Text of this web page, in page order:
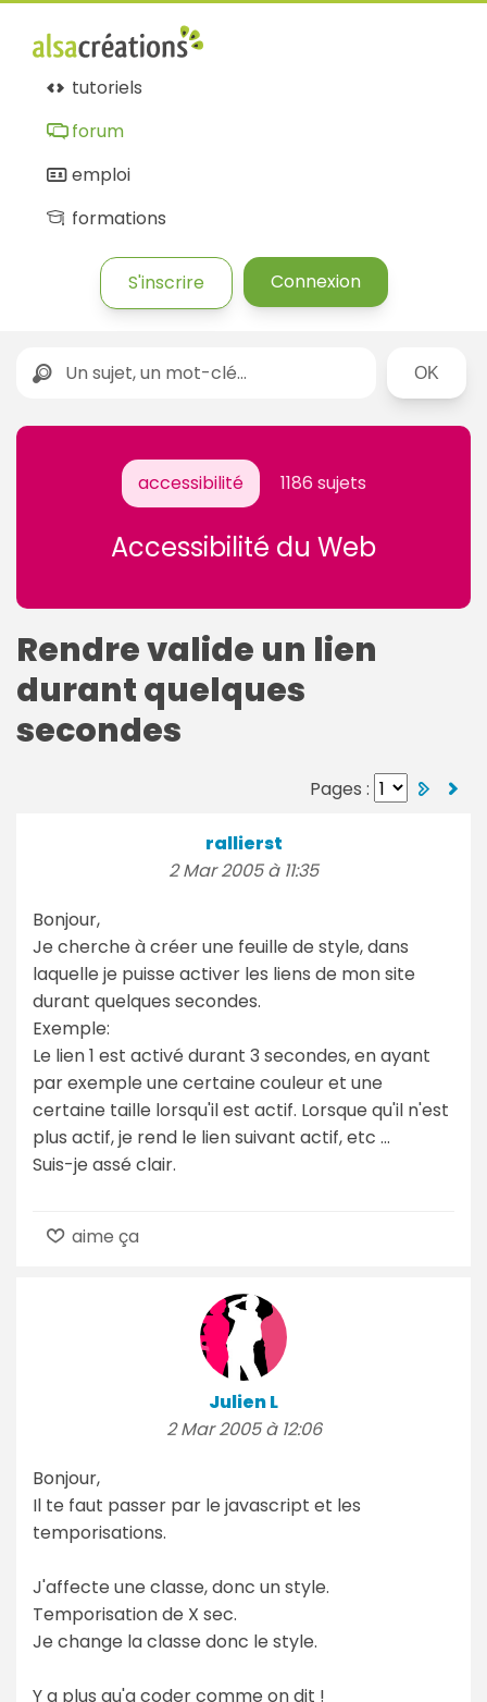
tutoriels
forum
emploi
formations
S'inscrire Connexion
Rechercher
accessibilité 1186 sujets
Accessibilité du Web
Rendre valide un lien
durant quelques
secondes
Pages :
rallierst
2 Mar 2005 à 11:35
Bonjour,
Je cherche à créer une feuille de style, dans
laquelle je puisse activer les liens de mon site
durant quelques secondes.
Exemple:
Le lien 1 est activé durant 3 secondes, en ayant
par exemple une certaine couleur et une
certaine taille lorsqu'il est actif. Lorsque qu'il n'est
plus actif, je rend le lien suivant actif, etc ...
Suis-je assé clair.
aime ça
Julien L
2 Mar 2005 à 12:06
Bonjour,
Il te faut passer par le javascript et les
temporisations.
J'affecte une classe, donc un style.
Temporisation de X sec.
Je change la classe donc le style.
Y a plus qu'a coder comme on dit !